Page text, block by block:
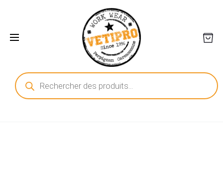
Recherche
de
produits